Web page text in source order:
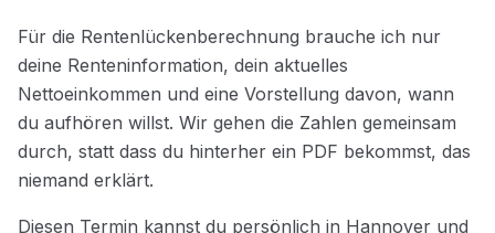
Für die Rentenlückenberechnung brauche ich nur
deine Renteninformation, dein aktuelles
Nettoeinkommen und eine Vorstellung davon, wann
du aufhören willst. Wir gehen die Zahlen gemeinsam
durch, statt dass du hinterher ein PDF bekommst, das
niemand erklärt.
Diesen Termin kannst du persönlich in Hannover und